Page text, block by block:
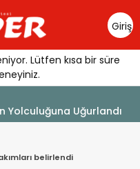
Giriş
Yap
Lütfen kısa bir süre
Yolculuğuna Uğurlandı
belirlendi